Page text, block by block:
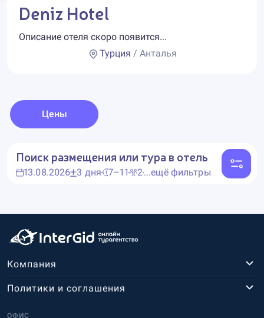
Deniz Hotel
Описание отеля скоро появится...
Турция / Анталья
Цены
Поиск размещения или тура в отель
13.08.2026 3 дня 7–11 2...ещё фильтры
Компания
ОФИС
Политики и соглашения